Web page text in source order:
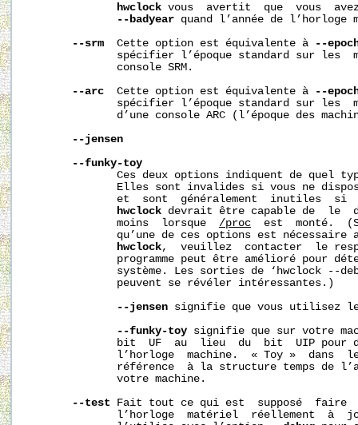
hwclock vous  avertit  que  vous
--badyear quand l’année de l’horloge
--srm
  Cette option est équivalente à
--
spécifier l’époque standard sur les
              console SRM.
--arc
  Cette option est équivalente à
--
spécifier l’époque standard sur les
d’une console ARC (l’époque des
--jensen
--funky-toy
Ces deux options indiquent de quel
Elles sont invalides si vous ne
et  sont  généralement  inutiles  si
hwclock devrait être capable de  le
              moins  lorsque
/proc
est  monté.
qu’une de ces options est nécessaire
hwclock,  veuillez  contacter  le
programme peut être amélioré pour
système. Les sorties de ‘hwclock --
              peuvent se révéler intéressantes.)
--jensen signifie que vous utilisez le
--funky-toy signifie que sur votre
bit  UF  au  lieu  du  bit  UIP pour
l’horloge  machine.  « Toy »  dans
référence  à la structure temps de
              votre machine.
--test Fait tout ce qui est  supposé  faire
l’horloge  matériel  réellement  à